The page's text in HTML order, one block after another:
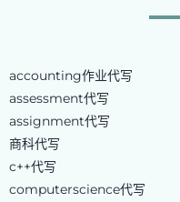
accounting作业代写
assessment代写
assignment代写
商科代写
c++代写
computerscience代写